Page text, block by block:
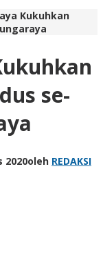
Kukuhkan
se-
2020oleh REDAKSI